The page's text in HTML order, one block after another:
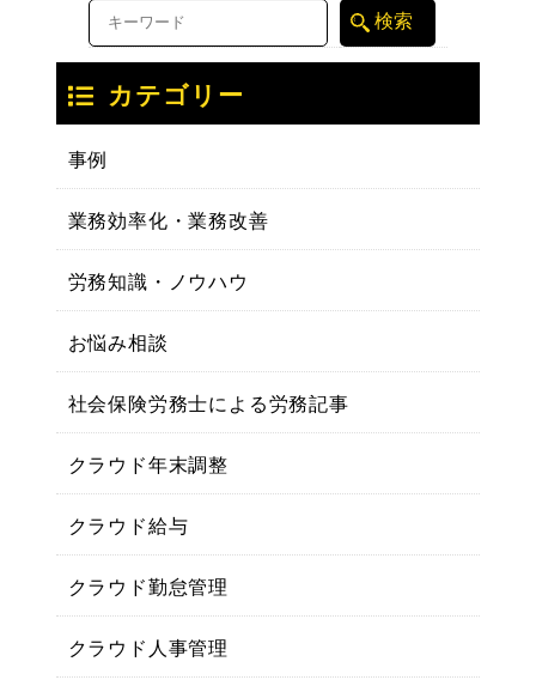
カテゴリー
事例
業務効率化・業務改善
労務知識・ノウハウ
お悩み相談
社会保険労務士による労務記事
クラウド年末調整
クラウド給与
クラウド勤怠管理
クラウド人事管理